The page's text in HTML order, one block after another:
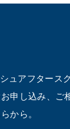
ュアフタース
申し込み、ご
から。